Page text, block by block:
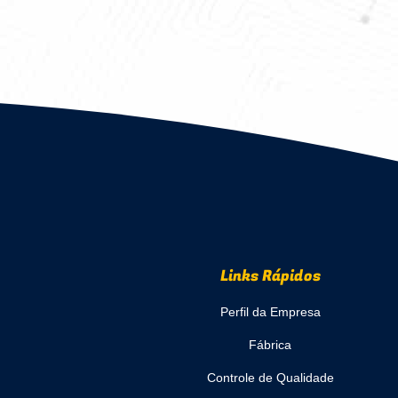
Links Rápidos
Perfil da Empresa
Fábrica
Controle de Qualidade